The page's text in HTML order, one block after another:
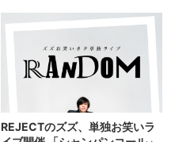
REJECTのズズ、単独お笑いラ